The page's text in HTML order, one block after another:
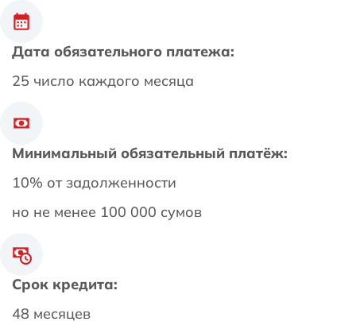
Дата обязательного платежа:
25 число каждого месяца
Минимальный обязательный платёж:
10% от задолженности
но не менее 100 000 сумов
Срок кредита:
48 месяцев